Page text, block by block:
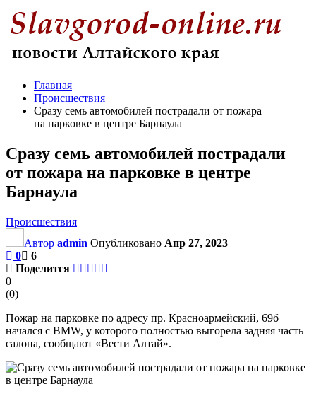
Главная
Происшествия
Сразу семь автомобилей пострадали от пожара
на парковке в центре Барнаула
Сразу семь автомобилей пострадали
от пожара на парковке в центре
Барнаула
Происшествия
Автор admin Опубликовано Апр 27, 2023
0
6
Поделится
0
(0)
Пожар на парковке по адресу пр. Красноармейский, 69б
начался с BMW, у которого полностью выгорела задняя часть
салона, сообщают «Вести Алтай».